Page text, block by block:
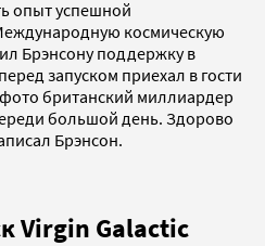
опыт успешной
космическую
Брэнсону поддержку в
запуском приехал в гости
британский миллиардер
большой день. Здорово
Брэнсон.
Virgin Galactic